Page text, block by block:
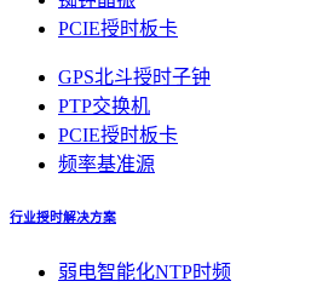
PCIE授时板卡
GPS北斗授时子钟
PTP交换机
PCIE授时板卡
频率基准源
行业授时解决方案
弱电智能化NTP时频